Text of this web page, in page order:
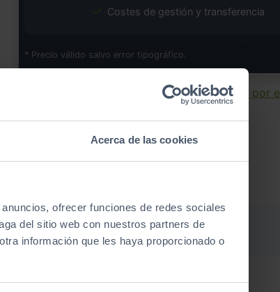
Acerca de las cookies
ofrecer funciones de redes sociales
del sitio web con nuestros partners de
información que les haya proporcionado o
Costes de gestión y transferencia
* Precio válido salvo error tipográfico.
Enviar por